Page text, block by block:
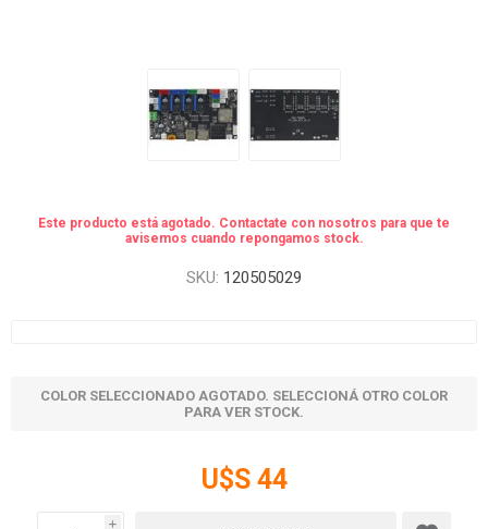
Este producto está agotado. Contactate con nosotros para que te
avisemos cuando repongamos stock.
SKU: 120505029
COLOR SELECCIONADO AGOTADO. SELECCIONÁ OTRO COLOR
PARA VER STOCK.
U$S 44
i